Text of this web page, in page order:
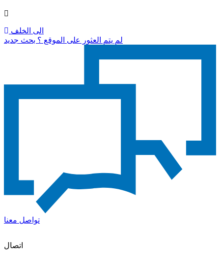
الى الخلف
لم يتم العثور على الموقع ؟ بحث جديد
تواصل معنا
اتصال